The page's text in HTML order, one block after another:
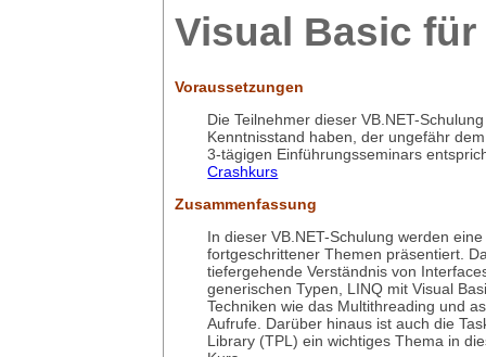
Visual Basic
Voraussetzungen
Die Teilnehmer dieser VB.NET-
Kenntnisstand haben, der ungefähr
3-tägigen Einführungsseminars
Crashkurs
Zusammenfassung
In dieser VB.NET-Schulung werden
fortgeschrittener Themen präsentiert.
tiefergehende Verständnis von
generischen Typen, LINQ mit Visual
Techniken wie das Multithreading und
Aufrufe. Darüber hinaus ist auch die
Library (TPL) ein wichtiges Thema in